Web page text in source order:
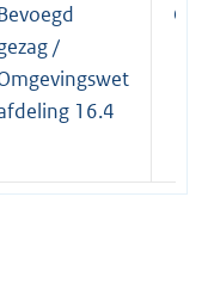
/
16.4